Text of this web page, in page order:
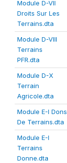
Module D-VII
Droits Sur Les
Terrains.dta
Module D-VIII
Terrains
PFR.dta
Module D-X
Terrain
Agricole.dta
Module E-I Dons
De Terrains.dta
Module E-I
Terrains
Donne.dta